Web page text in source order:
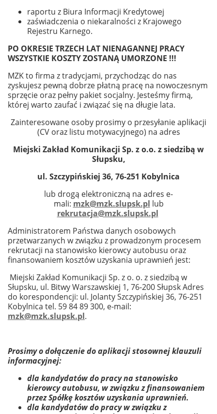
raportu z Biura Informacji Kredytowej
zaświadczenia o niekaralności z Krajowego
Rejestru Karnego.
PO OKRESIE TRZECH LAT NIENAGANNEJ PRACY
WSZYSTKIE KOSZTY ZOSTANĄ UMORZONE !!!
MZK to firma z tradycjami, przychodząc do nas
zyskujesz pewną dobrze płatną pracę na nowoczesnym
sprzęcie oraz pełny pakiet socjalny. Jesteśmy firmą,
której warto zaufać i związać się na długie lata.
Zainteresowane osoby prosimy o przesyłanie aplikacji
(CV oraz listu motywacyjnego) na adres
Miejski Zakład Komunikacji Sp. z o.o. z siedzibą w
Słupsku,
ul. Szczypińskiej 36, 76-251 Kobylnica
lub drogą elektroniczną na adres e-
mali: mzk@mzk.slupsk.pl lub
rekrutacja@mzk.slupsk.pl
Administratorem Państwa danych osobowych
przetwarzanych w związku z prowadzonym procesem
rekrutacji na stanowisko kierowcy autobusu oraz
finansowaniem kosztów uzyskania uprawnień jest:
Miejski Zakład Komunikacji Sp. z o. o. z siedzibą w
Słupsku, ul. Bitwy Warszawskiej 1, 76-200 Słupsk Adres
do korespondencji: ul. Jolanty Szczypińskiej 36, 76-251
Kobylnica tel. 59 84 89 300, e-mail:
mzk@mzk.slupsk.pl.
Prosimy o dołączenie do aplikacji stosownej klauzuli
informacyjnej:
dla kandydatów do pracy na stanowisko
kierowcy autobusu, w związku z finansowaniem
przez Spółkę kosztów uzyskania uprawnień.
dla kandydatów do pracy w związku z